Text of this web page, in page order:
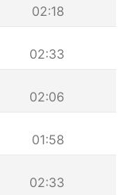
02:18
02:33
02:06
01:58
02:33